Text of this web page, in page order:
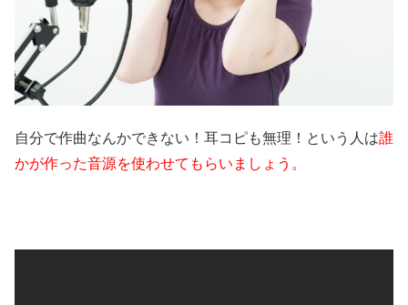
自分で作曲なんかできない！耳コピも無理！という人は誰
かが作った音源を使わせてもらいましょう。